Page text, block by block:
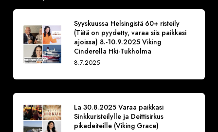
Syyskuussa Helsingistä 60+ risteily
(Tätä on pyydetty, varaa siis paikkasi
ajoissa) 8.-10.9.2025 Viking
Cinderella Hki-Tukholma
8.7.2025
La 30.8.2025 Varaa paikkasi
Sinkkuristeilylle ja Deittisirkus
pikadeiteille (Viking Grace)